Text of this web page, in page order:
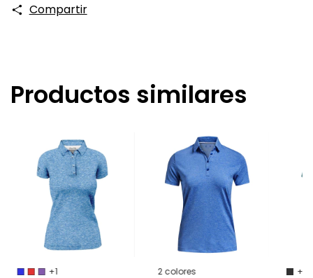
Compartir
Productos similares
+1 2 colores +3